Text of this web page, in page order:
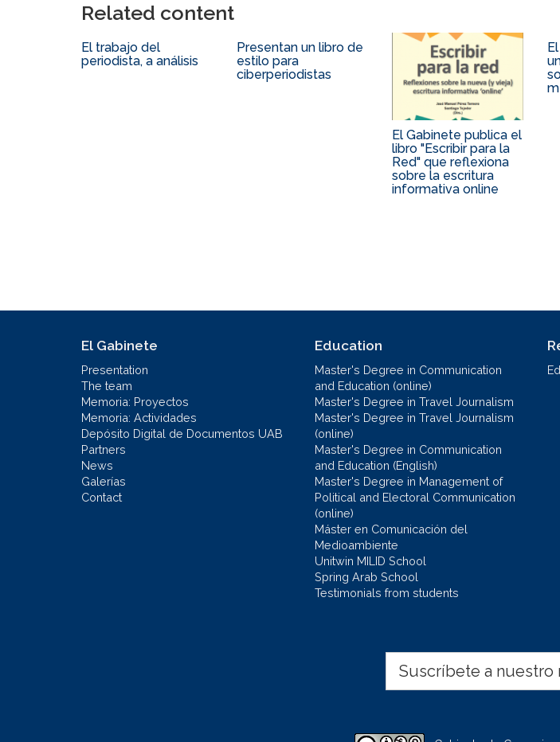
Related content
El trabajo del
periodista, a análisis
Presentan un libro de
estilo para
ciberperiodistas
El Gabinete publica el
libro "Escribir para la
Red" que reflexiona
sobre la escritura
informativa online
El Gabinete
Presentation
The team
Memoria: Proyectos
Memoria: Actividades
Depósito Digital de Documentos UAB
Partners
News
Galerías
Contact
Education
Master's Degree in Communication
and Education (online)
Master's Degree in Travel Journalism
Master's Degree in Travel Journalism
(online)
Master's Degree in Communication
and Education (English)
Master's Degree in Management of
Political and Electoral Communication
(online)
Máster en Comunicación del
Medioambiente
Unitwin MILID School
Spring Arab School
Testimonials from students
Suscríbete a nuestro